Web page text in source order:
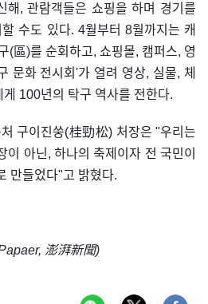
해, 관람객들은 쇼핑을 하며 경기를
수도 있다. 4월부터 8월까지는 캐
(區)를 순회하고, 쇼핑몰, 캠퍼스, 영
문화 전시회'가 열려 영상, 실물, 체
100년의 탁구 역사를 전한다.
구이진쑹(桂勁松) 처장은 "우리는
이 아닌, 하나의 축제이자 전 국민이
만들었다"고 밝혔다.
澎湃新聞)